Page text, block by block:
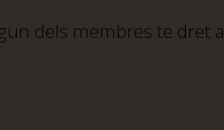
dels membres te dret a